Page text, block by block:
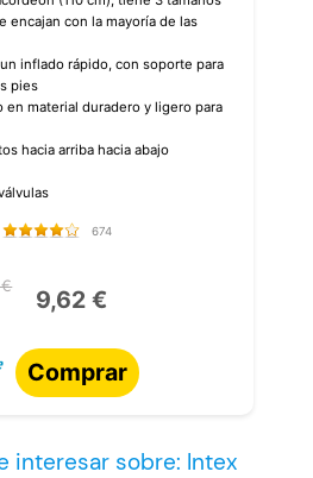
con la mayoría de las
inflado rápido, con soporte para
pies
en material duradero y ligero para
hacia arriba hacia abajo
674
9,62 €
Comprar
interesar sobre: Intex